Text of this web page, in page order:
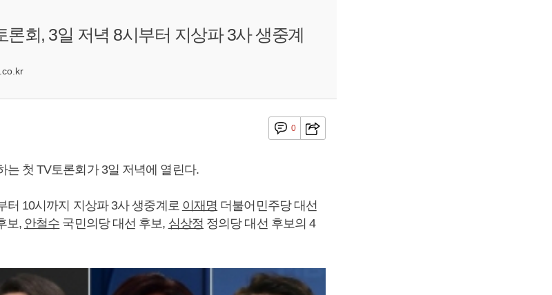
론회, 3일 저녁 8시부터 지상파 3사 생중계
0
는 첫 TV토론회가 3일 저녁에 열린다.
터 10시까지 지상파 3사 생중계로 이재명 더불어민주당 대선
보, 안철수 국민의당 대선 후보, 심상정 정의당 대선 후보의 4